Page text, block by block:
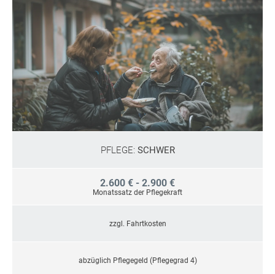
PFLEGE: SCHWER
2.600 € - 2.900 €
Monatssatz der Pflegekraft
zzgl. Fahrtkosten
abzüglich Pflegegeld (Pflegegrad 4)